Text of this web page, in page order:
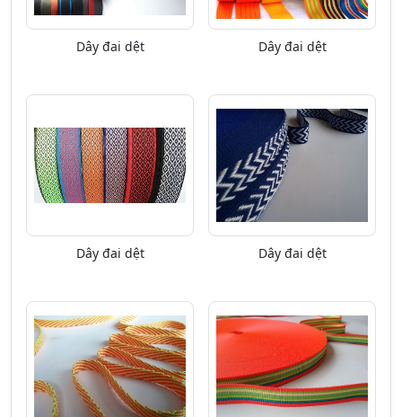
Dây đai dệt Dây đai dệt
Dây đai dệt Dây đai dệt